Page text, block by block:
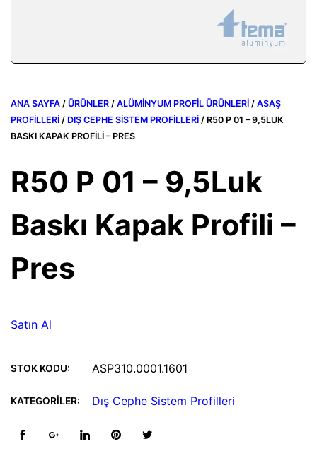
ANA SAYFA / ÜRÜNLER / ALÜMINYUM PROFIL ÜRÜNLERI / ASAŞ
PROFILLERI / DIŞ CEPHE SISTEM PROFILLERI / R50 P 01 – 9,5LUK
BASKI KAPAK PROFILI – PRES
R50 P 01 – 9,5Luk
Baskı Kapak Profili –
Pres
Satın Al
STOK KODU: ASP310.0001.1601
KATEGORILER: Dış Cephe Sistem Profilleri